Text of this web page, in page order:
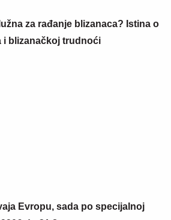
za rađanje blizanaca? Istina o
i blizanačkoj trudnoći
Evropu, sada po specijalnoj